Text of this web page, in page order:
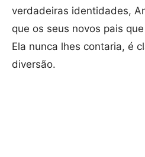
verdadeiras identidades,
que os seus novos pais
Ela nunca lhes contaria, é
diversão.